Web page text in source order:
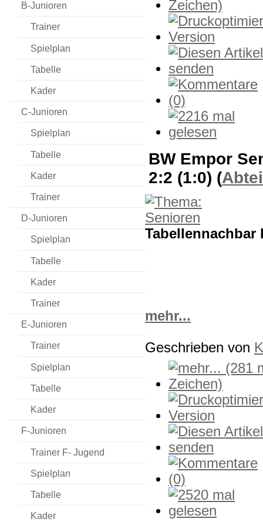
B-Junioren
Trainer
Spielplan
Tabelle
Kader
C-Junioren
Spielplan
Tabelle
Kader
Trainer
D-Junioren
Spielplan
Tabelle
Kader
Trainer
E-Junioren
Trainer
Spielplan
Tabelle
Kader
F-Junioren
Trainer F- Jugend
Spielplan
Tabelle
Kader
BW Empor
2:2 (1:0) (
mehr...
Geschrieben von